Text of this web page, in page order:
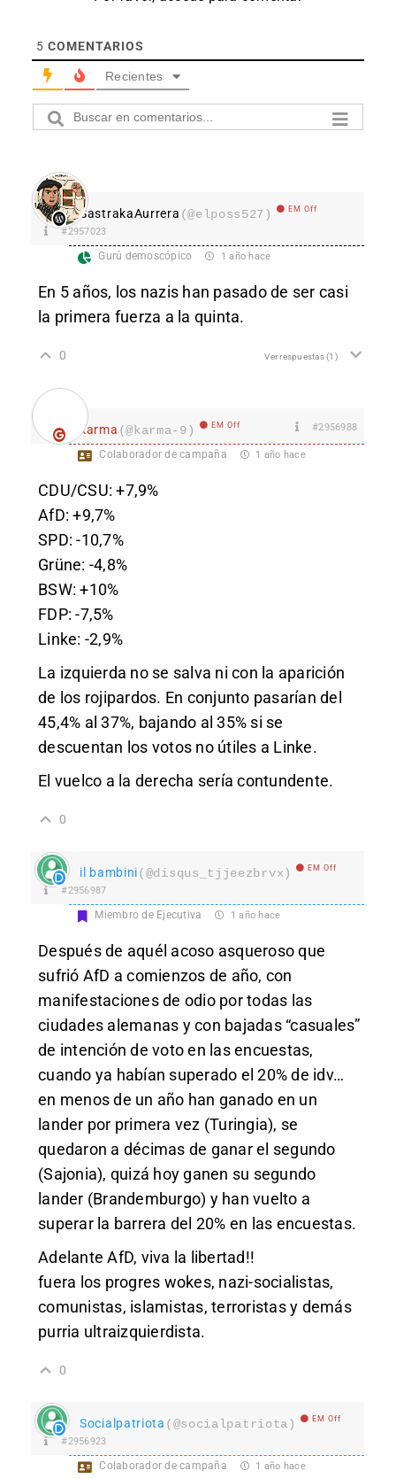
5 COMENTARIOS
Recientes
SastrakaAurrera (@elposs527) EM Off
#2957023
Gurú demoscópico 1 año hace
En 5 años, los nazis han pasado de ser casi
la primera fuerza a la quinta.
0 Ver respuestas(1)
karma (@karma-9) EM Off #2956988
Colaborador de campaña 1 año hace
CDU/CSU: +7,9%
AfD: +9,7%
SPD: -10,7%
Grüne: -4,8%
BSW: +10%
FDP: -7,5%
Linke: -2,9%
La izquierda no se salva ni con la aparición
de los rojipardos. En conjunto pasarían del
45,4% al 37%, bajando al 35% si se
descuentan los votos no útiles a Linke.
El vuelco a la derecha sería contundente.
0
il bambini(@disqus_tjjeezbrvx) EM Off
#2956987
Miembro de Ejecutiva 1 año hace
Después de aquél acoso asqueroso que
sufrió AfD a comienzos de año, con
manifestaciones de odio por todas las
ciudades alemanas y con bajadas “casuales”
de intención de voto en las encuestas,
cuando ya habían superado el 20% de idv…
en menos de un año han ganado en un
lander por primera vez (Turingia), se
quedaron a décimas de ganar el segundo
(Sajonia), quizá hoy ganen su segundo
lander (Brandemburgo) y han vuelto a
superar la barrera del 20% en las encuestas.
Adelante AfD, viva la libertad!!
fuera los progres wokes, nazi-socialistas,
comunistas, islamistas, terroristas y demás
purria ultraizquierdista.
0
Socialpatriota (@socialpatriota) EM Off
#2956923
Colaborador de campaña 1 año hace